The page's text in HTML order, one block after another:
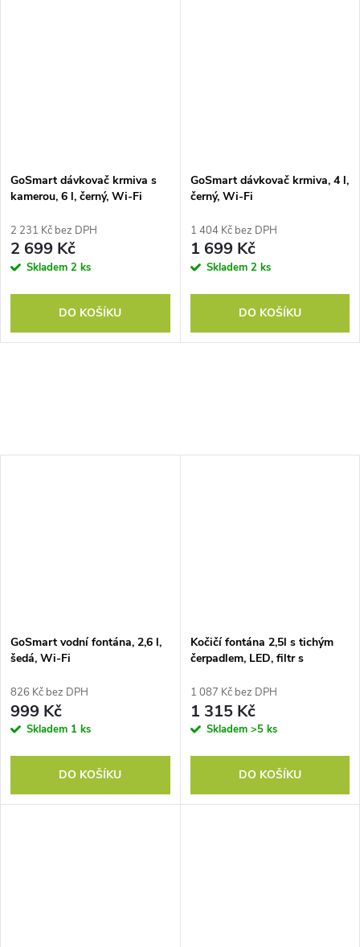
GoSmart dávkovač krmiva s
kamerou, 6 l, černý, Wi-Fi
2 231 Kč bez DPH
2 699 Kč
Skladem 2 ks
DO KOŠÍKU
GoSmart dávkovač krmiva, 4 l,
černý, Wi-Fi
1 404 Kč bez DPH
1 699 Kč
Skladem 2 ks
DO KOŠÍKU
GoSmart vodní fontána, 2,6 l,
šedá, Wi-Fi
826 Kč bez DPH
999 Kč
Skladem 1 ks
DO KOŠÍKU
Kočičí fontána 2,5l s tichým
čerpadlem, LED, filtr s
18,7 cm
1 087 Kč bez DPH
1 315 Kč
Skladem >5 ks
DO KOŠÍKU